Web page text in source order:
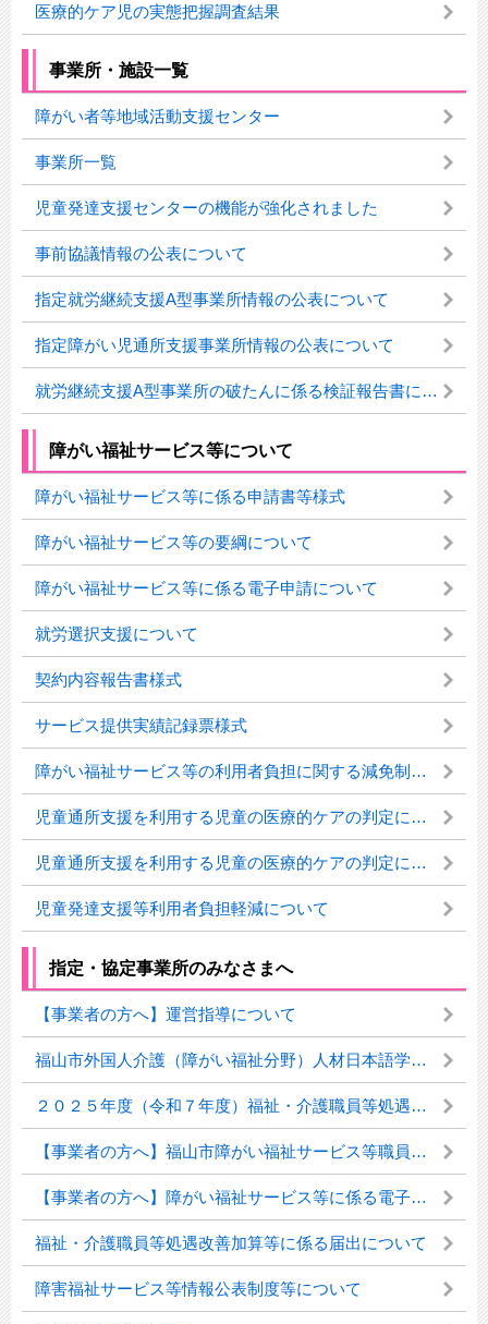
医療的ケア児の実態把握調査結果
事業所・施設一覧
障がい者等地域活動支援センター
事業所一覧
児童発達支援センターの機能が強化されました
事前協議情報の公表について
指定就労継続支援A型事業所情報の公表について
指定障がい児通所支援事業所情報の公表について
就労継続支援A型事業所の破たんに係る検証報告書について
障がい福祉サービス等について
障がい福祉サービス等に係る申請書等様式
障がい福祉サービス等の要綱について
障がい福祉サービス等に係る電子申請について
就労選択支援について
契約内容報告書様式
サービス提供実績記録票様式
障がい福祉サービス等の利用者負担に関する減免制度について
児童通所支援を利用する児童の医療的ケアの判定について
児童通所支援を利用する児童の医療的ケアの判定について
児童発達支援等利用者負担軽減について
指定・協定事業所のみなさまへ
【事業者の方へ】運営指導について
福山市外国人介護（障がい福祉分野）人材日本語学習支援補助事業について
２０２５年度（令和７年度）福祉・介護職員等処遇改善加算等実績報告について
【事業者の方へ】福山市障がい福祉サービス等職員研修費補助について
【事業者の方へ】障がい福祉サービス等に係る電子申請について
福祉・介護職員等処遇改善加算等に係る届出について
障害福祉サービス等情報公表制度等について